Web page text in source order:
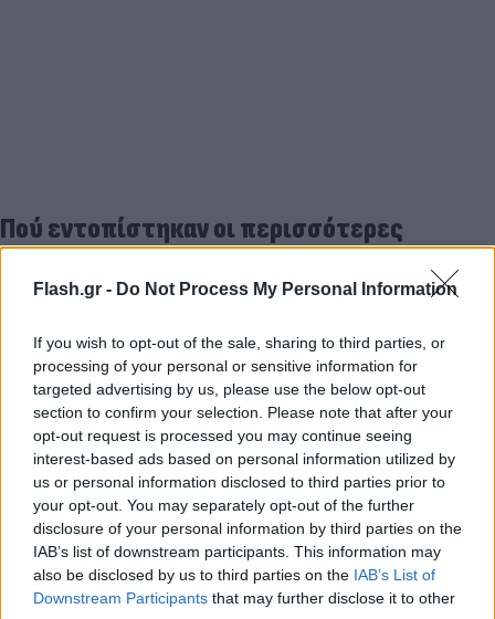
Flash.gr - Do Not Process My Personal Information
If you wish to opt-out of the sale, sharing to third parties, or
processing of your personal or sensitive information for
targeted advertising by us, please use the below opt-out
section to confirm your selection. Please note that after your
opt-out request is processed you may continue seeing
interest-based ads based on personal information utilized by
us or personal information disclosed to third parties prior to
your opt-out. You may separately opt-out of the further
disclosure of your personal information by third parties on the
IAB’s list of downstream participants. This information may
also be disclosed by us to third parties on the IAB’s List of
Downstream Participants that may further disclose it to other
Πού εντοπίστηκαν οι περισσότερες
καταγράφηκαν οι 6.292 παραβάσεις του πρώτου
εξαμήνου (οι οποίες έφεραν πρόστιμα ύψους
500.000 ευρώ και 48ωρα λουκέτα σε 12
επιχειρήσεις):
• 2.552 παραβάσεις σε συνεργεία και επιχειρήσεις
συντήρησης οχημάτων/μοτοσυκλετών (το check-up
πριν το ταξίδι θέλει προσοχή!).